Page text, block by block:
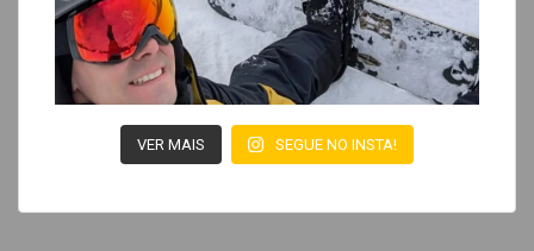
VER MAIS SEGUE NO INSTA!